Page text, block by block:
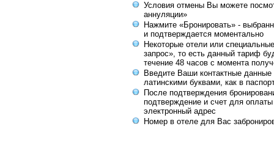
Условия отмены Вы можете
аннуляции»
Нажмите «Бронировать» -
и подтверждается моментально
Некоторые отели или
запрос», то есть данный тариф
течение 48 часов с момента
Введите Ваши контактные данные
латинскими буквами, как в
После подтверждения
подтверждение и счет для
электронный адрес
Номер в отеле для Вас